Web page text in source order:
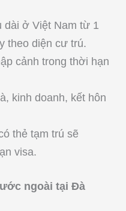
dài ở Việt Nam từ 1
theo diện cư trú.
cảnh trong thời hạn
kinh doanh, kết hôn
thẻ tạm trú sẽ
visa.
ngoài tại Đà